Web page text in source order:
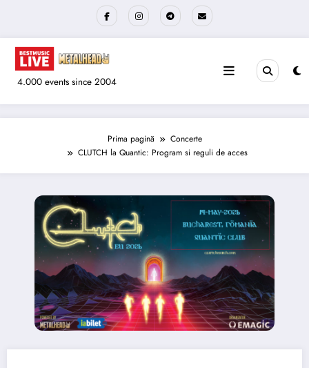
4.000 events since 2004
Prima pagină
Concerte
CLUTCH la Quantic: Program si reguli de acces